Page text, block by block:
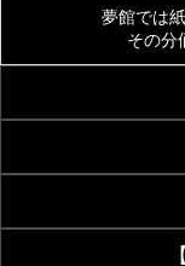
夢館では
その分
【着付・美容】夢